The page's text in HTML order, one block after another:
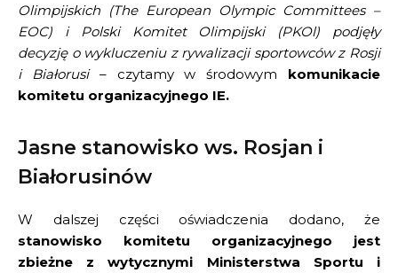
Olimpijskich (The European Olympic Committees –
EOC) i Polski Komitet Olimpijski (PKOl) podjęły
decyzję o wykluczeniu z rywalizacji sportowców z Rosji
i Białorusi– czytamy w środowym komunikacie
komitetu organizacyjnego IE.
Jasne stanowisko ws. Rosjan i
Białorusinów
W dalszej części oświadczenia dodano, że
stanowisko komitetu organizacyjnego jest
zbieżne z wytycznymi Ministerstwa Sportu i